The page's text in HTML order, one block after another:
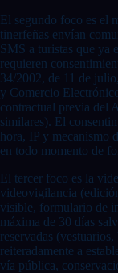
El segundo foco es el
tinerfeñas envían
SMS a turistas que ya
requieren
34/2002, de 11 de
y Comercio
contractual previa del
similares). El
hora, IP y mecanismo
en todo momento de
El tercer foco es la
videovigilancia
visible, formulario de
máxima de 30 días
reservadas
reiteradamente a
vía pública,